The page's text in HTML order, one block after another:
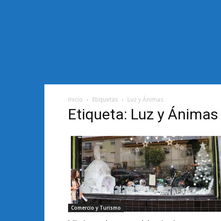
Inicio Etiquetas Luz y Ánimas
Etiqueta: Luz y Ánimas
Comercio y Turismo